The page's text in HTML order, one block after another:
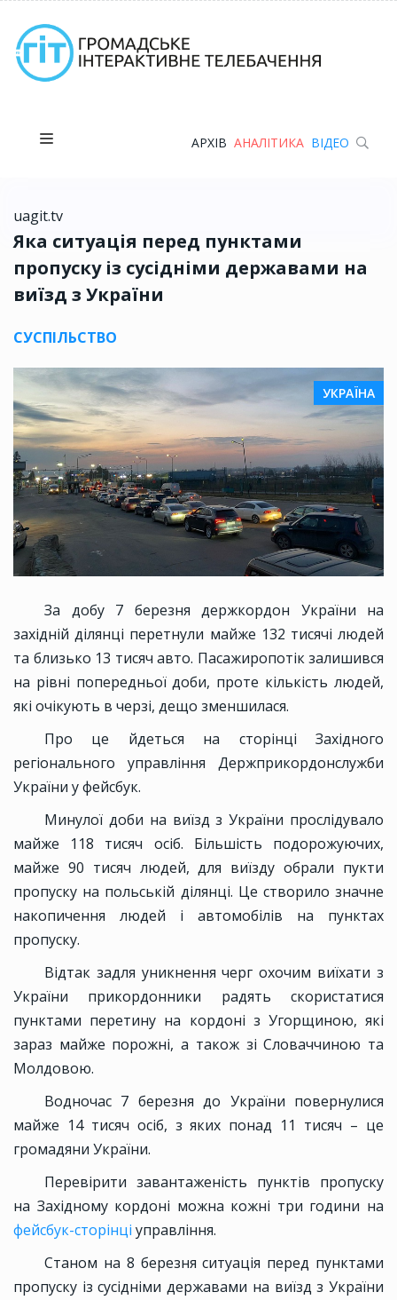
АРХІВ АНАЛІТИКА ВІДЕО
uagit.tv
Яка ситуація перед пунктами
пропуску із сусідніми державами на
виїзд з України
СУСПІЛЬСТВО
УКРАЇНА
За добу 7 березня держкордон України на
західній ділянці перетнули майже 132 тисячі людей
та близько 13 тисяч авто. Пасажиропотік залишився
на рівні попередньої доби, проте кількість людей,
які очікують в черзі, дещо зменшилася.
Про це йдеться на сторінці Західного
регіонального управління Держприкордонслужби
України у фейсбук.
Минулої доби на виїзд з України прослідувало
майже 118 тисяч осіб. Більшість подорожуючих,
майже 90 тисяч людей, для виїзду обрали пукти
пропуску на польській ділянці. Це створило значне
накопичення людей і автомобілів на пунктах
пропуску.
Відтак задля уникнення черг охочим виїхати з
України прикордонники радять скористатися
пунктами перетину на кордоні з Угорщиною, які
зараз майже порожні, а також зі Словаччиною та
Молдовою.
Водночас 7 березня до України повернулися
майже 14 тисяч осіб, з яких понад 11 тисяч – це
громадяни України.
Перевірити завантаженість пунктів пропуску
на Західному кордоні можна кожні три години на
фейсбук-сторінці управління.
Станом на 8 березня ситуація перед пунктами
пропуску із сусідніми державами на виїзд з України